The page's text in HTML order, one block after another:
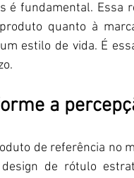
é fundamental. Essa
quanto à
estilo de vida. É
a
de referência no
de rótulo